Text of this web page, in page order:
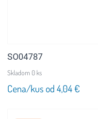
SO04787
Skladom 0 ks
Cena/kus od 4,04 €